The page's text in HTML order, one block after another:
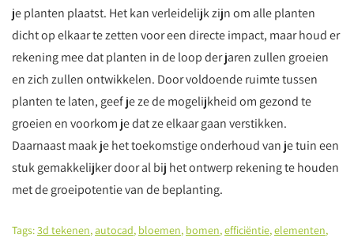
je planten plaatst. Het kan verleidelijk zijn om alle planten
dicht op elkaar te zetten voor een directe impact, maar houd er
rekening mee dat planten in de loop der jaren zullen groeien
en zich zullen ontwikkelen. Door voldoende ruimte tussen
planten te laten, geef je ze de mogelijkheid om gezond te
groeien en voorkom je dat ze elkaar gaan verstikken.
Daarnaast maak je het toekomstige onderhoud van je tuin een
stuk gemakkelijker door al bij het ontwerp rekening te houden
met de groeipotentie van de beplanting.
Tags:3d tekenen,autocad, bloemen, bomen,efficiëntie,elementen,